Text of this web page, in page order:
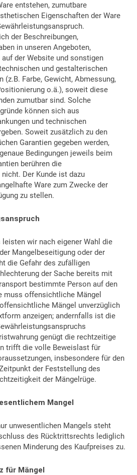
entstehen, zumutbare
Eigenschaften der Ware
der Beschreibungen,
in unseren Angeboten,
der Website und sonstigen
und gestalterischen
(z.B. Farbe, Gewicht, Abmessung,
o.ä.), soweit diese
zumutbar sind. Solche
können sich aus
und technischen
Soweit zusätzlich zu den
Garantien gegeben werden,
Bedingungen jeweils beim
berühren die
Der Kunde ist dazu
Ware zum Zwecke der
zu stellen.
wir nach eigener Wahl die
Mangelbeseitigung oder der
die Gefahr des zufälligen
der Sache bereits mit
bestimmte Person auf den
muss offensichtliche Mängel
Mängel unverzüglich
anzeigen; andernfalls ist die
genügt die rechtzeitige
trifft die volle Beweislast für
insbesondere für den
der Feststellung des
der Mängelrüge.
Mangel
unwesentlichen Mangels steht
des Rücktrittsrechts lediglich
Minderung des Kaufpreises zu.
für Mängel